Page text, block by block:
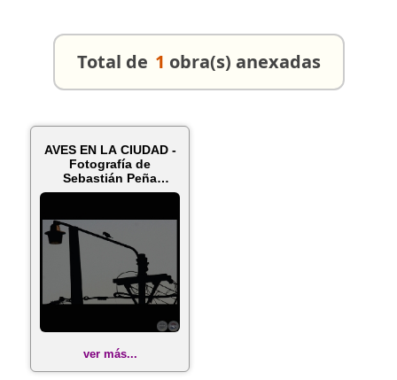
Total de 1 obra(s) anexadas
AVES EN LA CIUDAD -
Fotografía de
Sebastián Peña
Escobar
ver más...